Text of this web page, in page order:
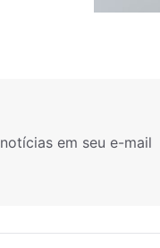
em seu e-mail